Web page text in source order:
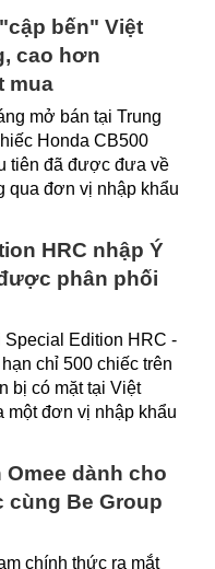
bến" Việt
cao hơn
mua
mở bán tại Trung
Honda CB500
tiên đã được đưa về
qua đơn vị nhập khẩu
HRC nhập Ý
phân phối
Special Edition HRC -
chỉ 500 chiếc trên
bị có mặt tại Việt
một đơn vị nhập khẩu
Omee dành cho
cùng Be Group
chính thức ra mắt